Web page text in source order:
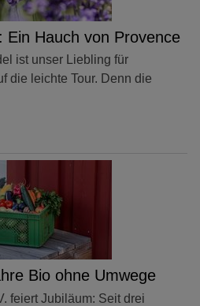
Ein Hauch von Provence
ist unser Liebling für
die leichte Tour. Denn die
Bio ohne Umwege
feiert Jubiläum: Seit drei